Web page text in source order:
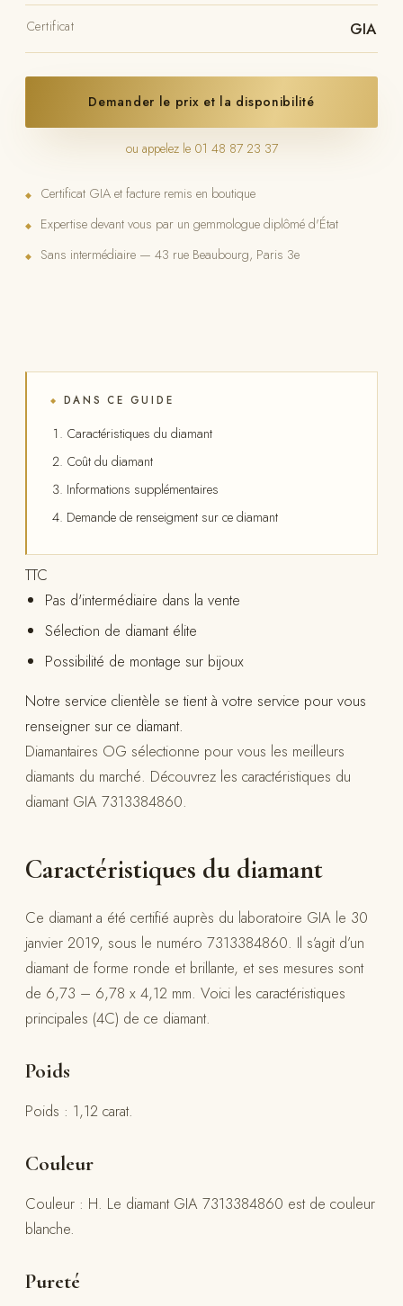
Certificat GIA
Demander le prix et la disponibilité
ou appelez le 01 48 87 23 37
◆ Certificat GIA et facture remis en boutique
◆ Expertise devant vous par un gemmologue diplômé d'État
◆ Sans intermédiaire — 43 rue Beaubourg, Paris 3e
◆ DANS CE GUIDE
Caractéristiques du diamant
Coût du diamant
Informations supplémentaires
Demande de renseigment sur ce diamant
TTC
Pas d'intermédiaire dans la vente
Sélection de diamant élite
Possibilité de montage sur bijoux
Notre service clientèle se tient à votre service pour vous
renseigner sur ce diamant.
Diamantaires OG sélectionne pour vous les meilleurs
diamants du marché. Découvrez les caractéristiques du
diamant GIA 7313384860.
Caractéristiques du diamant
Ce diamant a été certifié auprès du laboratoire GIA le 30
janvier 2019, sous le numéro 7313384860. Il s’agit d’un
diamant de forme ronde et brillante, et ses mesures sont
de 6,73 – 6,78 x 4,12 mm. Voici les caractéristiques
principales (4C) de ce diamant.
Poids
Poids : 1,12 carat.
Couleur
Couleur : H. Le diamant GIA 7313384860 est de couleur
blanche.
Pureté